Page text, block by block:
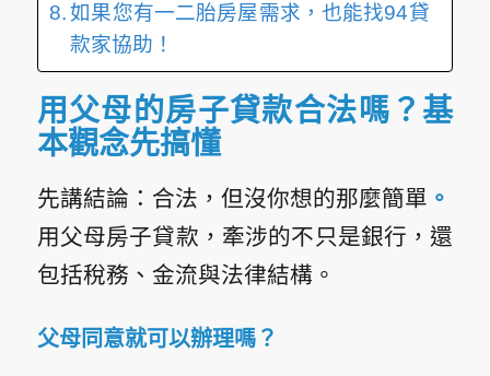
如果您有一二胎房屋需求，也能找94貸
款家協助！
用父母的房子貸款合法嗎？基
本觀念先搞懂
先講結論： 合法，但沒你想的那麼簡單 。
用父母房子貸款，牽涉的不只是銀行，還
包括稅務、金流與法律結構。
父母同意就可以辦理嗎？